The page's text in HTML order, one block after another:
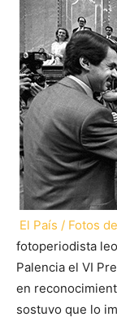
El País / Fotos
fotoperiodista
Palencia el VI
en
sostuvo que lo